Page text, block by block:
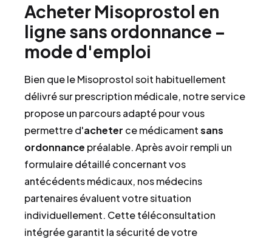
Acheter Misoprostol en
ligne sans ordonnance –
mode d'emploi
Bien que le Misoprostol soit habituellement
délivré sur prescription médicale, notre service
propose un parcours adapté pour vous
permettre d'acheter ce médicamentsans
ordonnance préalable. Après avoir rempli un
formulaire détaillé concernant vos
antécédents médicaux, nos médecins
partenaires évaluent votre situation
individuellement. Cette téléconsultation
intégrée garantit la sécurité de votre